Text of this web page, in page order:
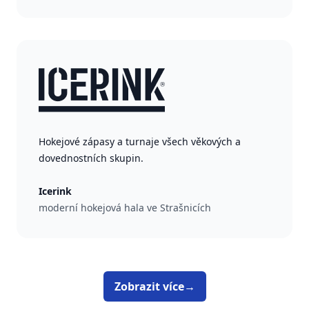
Hokejové zápasy a turnaje všech věkových a
dovednostních skupin.
Icerink
moderní hokejová hala ve Strašnicích
Zobrazit více→